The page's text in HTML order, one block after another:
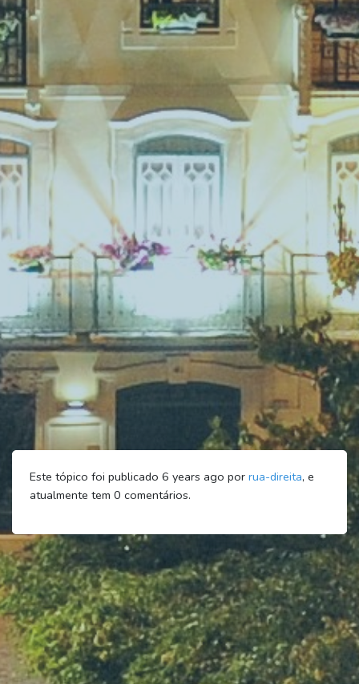
Este tópico foi publicado 6 years ago por rua-direita, e
atualmente tem 0 comentários.